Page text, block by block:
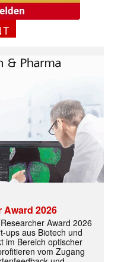
Award 2026
Award 2026
ups aus Biotech und
im Bereich optischer
vom Zugang